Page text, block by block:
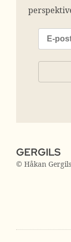
GERGILS
© Håkan Gergils